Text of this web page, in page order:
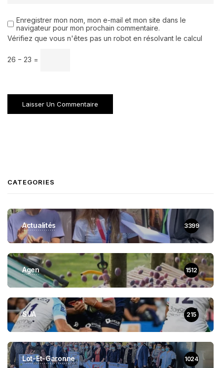
Enregistrer mon nom, mon e-mail et mon site dans le
navigateur pour mon prochain commentaire.
Vérifiez que vous n'êtes pas un robot en résolvant le calcul
26 − 23 =
CATEGORIES
Actualités 3399
Agen 1512
SUA 215
Lot-Et-Garonne 1024